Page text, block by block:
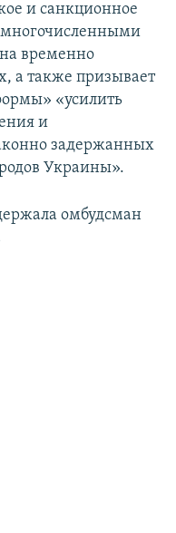
и санкционное
многочисленными
временно
а также призывает
«усилить
и
задержанных
Украины».
омбудсман